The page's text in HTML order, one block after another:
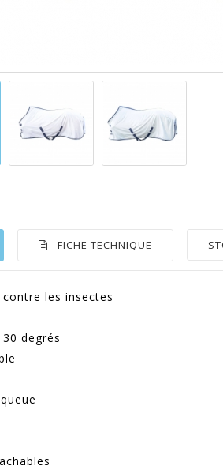
FICHE TECHNIQUE
les insectes
degrés